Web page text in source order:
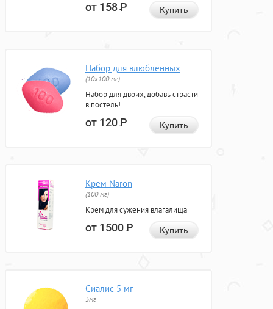
от 158Р Купить
Набор для влюбленных
(10х100 мг)
Набор для двоих, добавь страсти
в постель!
от 120Р Купить
Крем Naron
(100 мг)
Крем для сужения влагалища
от 1500Р Купить
Сиалис 5 мг
5мг